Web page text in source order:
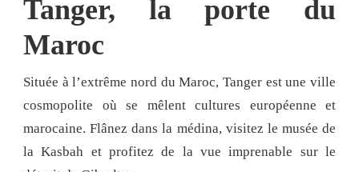
Tanger, la porte du
Maroc
Située à l’extrême nord du Maroc, Tanger est une ville
cosmopolite où se mêlent cultures européenne et
marocaine. Flânez dans la médina, visitez le musée de
la Kasbah et profitez de la vue imprenable sur le